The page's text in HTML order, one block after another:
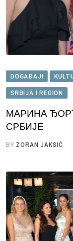
DOGAĐAJI
SRBIJA I REGION
МАРИНА
СРБИЈЕ
BY ZORAN JAKSIĆ